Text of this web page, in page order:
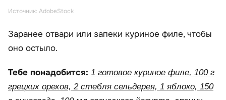
Источник: AdobeStock
Заранее отвари или запеки куриное филе, чтобы
оно остыло.
Тебе понадобится: 1 готовое куриное филе, 100 г
грецких орехов, 2 стебля сельдерея, 1 яблоко, 150